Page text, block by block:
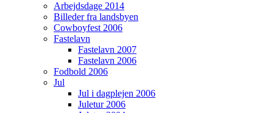
Arbejdsdage 2014
Billeder fra landsbyen
Cowboyfest 2006
Fastelavn
Fastelavn 2007
Fastelavn 2006
Fodbold 2006
Jul
Jul i dagplejen 2006
Juletur 2006